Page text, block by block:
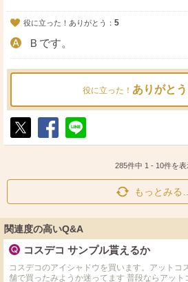
役に立った！ありがとう： 5
Ｂです。
役に立った！ ありがとう
ポ
シ
送
285件中 1 - 10件を表
もっとみる…
関連度の高いQ&A
コスデコ サンプル貰えるか
コスデコのアイシャドウを買います。アットコ
舗で買ったみようか迷ってます 普段ならアッ